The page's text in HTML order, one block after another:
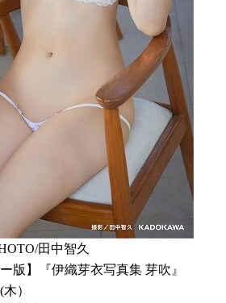
田中智久
版】『伊織芽衣写真集 芽吹』
）